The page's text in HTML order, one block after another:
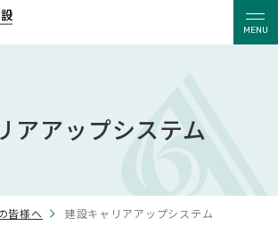
MENU
アアップシステム
皆様へ 建設キャリアアップシステム